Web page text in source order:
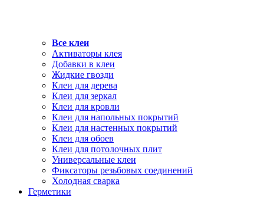
Все клеи
Активаторы клея
Добавки в клеи
Жидкие гвозди
Клеи для дерева
Клеи для зеркал
Клеи для кровли
Клеи для напольных покрытий
Клеи для настенных покрытий
Клеи для обоев
Клеи для потолочных плит
Универсальные клеи
Фиксаторы резьбовых соединений
Холодная сварка
Герметики